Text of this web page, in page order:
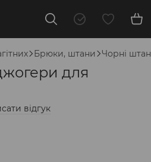
Брюки, штани Чорні
для
відгук